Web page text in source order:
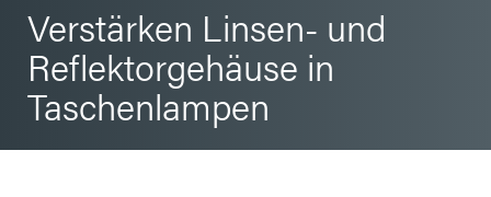
Verstärken Linsen- und
Reflektorgehäuse in
Taschenlampen